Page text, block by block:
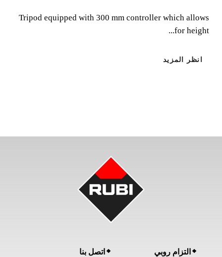
Tripod equipped with 300 mm controller which allows
for height adjustment.
Tripod equipped with 300 mm controller which allows
for height...
انظر المزيد
التزام روبي
اتصل بنا